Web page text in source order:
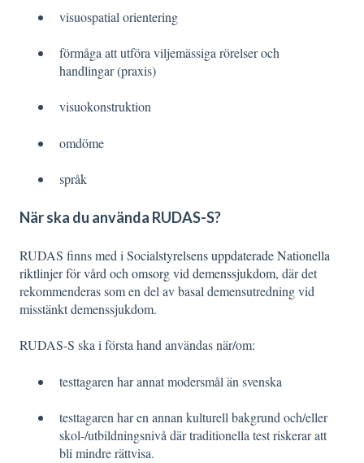
visuospatial orientering
förmåga att utföra viljemässiga rörelser och
handlingar (praxis)
visuokonstruktion
omdöme
språk
När ska du använda RUDAS-S?
RUDAS finns med i Socialstyrelsens uppdaterade Nationella
riktlinjer för vård och omsorg vid demenssjukdom, där det
rekommenderas som en del av basal demensutredning vid
misstänkt demenssjukdom.
RUDAS-S ska i första hand användas när/om:
testtagaren har annat modersmål än svenska
testtagaren har en annan kulturell bakgrund och/eller
skol-/utbildningsnivå där traditionella test riskerar att
bli mindre rättvisa.